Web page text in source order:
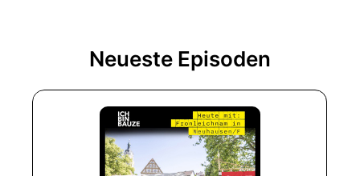
Neueste Episoden